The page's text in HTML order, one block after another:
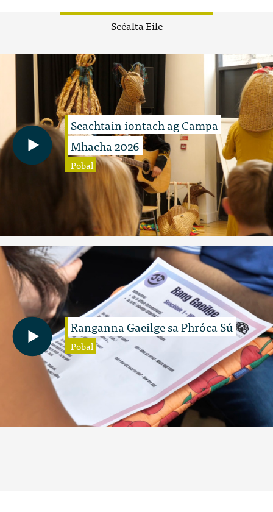
Scéalta Eile
Seachtain iontach ag Campa
Mhacha 2026
Pobal
Ranganna Gaeilge sa Phróca Sú
Pobal